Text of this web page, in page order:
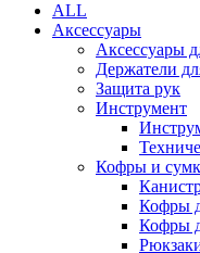
ALL
Аксессуары
Аксессуары
Держатели
Защита рук
Инструмент
Кофры и
Кофры
Кофры